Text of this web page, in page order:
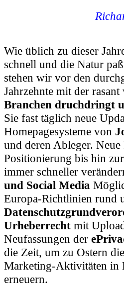
Wie üblich zu dieser
schnell und die Natur
stehen wir vor den
Jahrzehnte mit der rasant
Branchen druchdringt
Sie fast täglich neue
Homepagesysteme von
und deren Ableger.
Positionierung bis hin
immer schneller
und Social Media
Europa-Richtlinien rund
Urheberrecht mit
Neufassungen der
die Zeit, um zu Ostern
Marketing-Aktivitäten in
erneuern.